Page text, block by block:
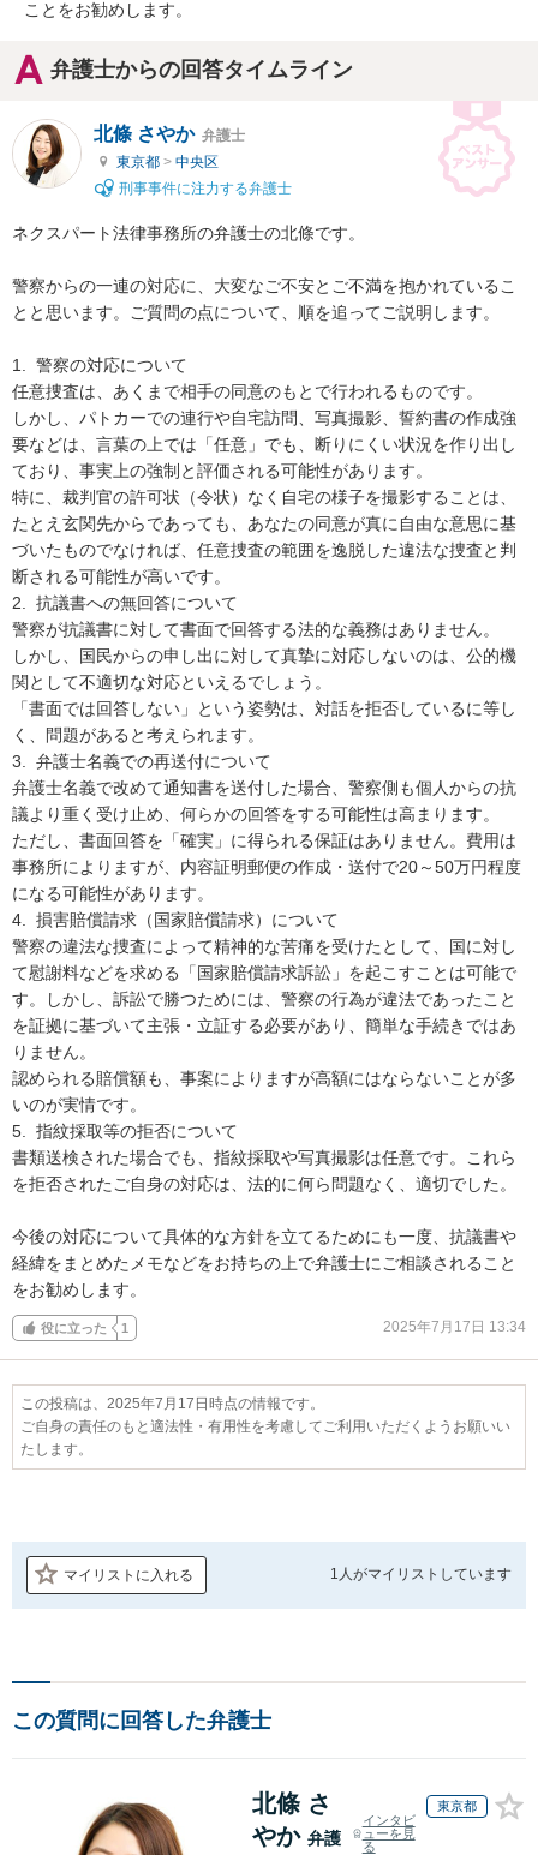
ことをお勧めします。
弁護士からの回答タイムライン
北條 さやか 弁護士
東京都 > 中央区
刑事事件に注力する弁護士
ネクスパート法律事務所の弁護士の北條です。
警察からの一連の対応に、大変なご不安とご不満を抱かれているこ
とと思います。ご質問の点について、順を追ってご説明します。
1.  警察の対応について
任意捜査は、あくまで相手の同意のもとで行われるものです。
しかし、パトカーでの連行や自宅訪問、写真撮影、誓約書の作成強
要などは、言葉の上では「任意」でも、断りにくい状況を作り出し
ており、事実上の強制と評価される可能性があります。
特に、裁判官の許可状（令状）なく自宅の様子を撮影することは、
たとえ玄関先からであっても、あなたの同意が真に自由な意思に基
づいたものでなければ、任意捜査の範囲を逸脱した違法な捜査と判
断される可能性が高いです。
2.  抗議書への無回答について
警察が抗議書に対して書面で回答する法的な義務はありません。
しかし、国民からの申し出に対して真摯に対応しないのは、公的機
関として不適切な対応といえるでしょう。
「書面では回答しない」という姿勢は、対話を拒否しているに等し
く、問題があると考えられます。
3.  弁護士名義での再送付について
弁護士名義で改めて通知書を送付した場合、警察側も個人からの抗
議より重く受け止め、何らかの回答をする可能性は高まります。
ただし、書面回答を「確実」に得られる保証はありません。費用は
事務所によりますが、内容証明郵便の作成・送付で20～50万円程度
になる可能性があります。
4.  損害賠償請求（国家賠償請求）について
警察の違法な捜査によって精神的な苦痛を受けたとして、国に対し
て慰謝料などを求める「国家賠償請求訴訟」を起こすことは可能で
す。しかし、訴訟で勝つためには、警察の行為が違法であったこと
を証拠に基づいて主張・立証する必要があり、簡単な手続きではあ
りません。
認められる賠償額も、事案によりますが高額にはならないことが多
いのが実情です。
5.  指紋採取等の拒否について
書類送検された場合でも、指紋採取や写真撮影は任意です。これら
を拒否されたご自身の対応は、法的に何ら問題なく、適切でした。
今後の対応について具体的な方針を立てるためにも一度、抗議書や
経緯をまとめたメモなどをお持ちの上で弁護士にご相談されること
をお勧めします。
役に立った 1 2025年7月17日 13:34
この投稿は、2025年7月17日時点の情報です。
ご自身の責任のもと適法性・有用性を考慮してご利用いただくようお願いい
たします。
マイリストに入れる 1人がマイリストしています
この質問に回答した弁護士
北條 さ
やか 弁護
インタビ
ューを見
る
東京都